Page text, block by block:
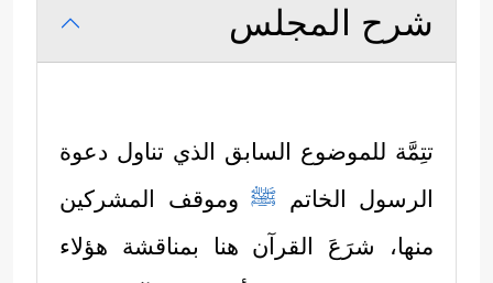
شرح المجلس
تتِمَّة للموضوع السابق الذي تناول دعوة
الرسول الخاتم ﷺ وموقف المشركين
منها، شرَعَ القرآن هنا بمناقشة هؤلاء